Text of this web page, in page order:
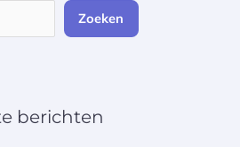
Zoeken
berichten